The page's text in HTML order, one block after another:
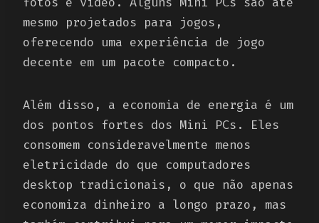
mesmo projetados para jogos,
oferecendo uma experiência de jogo
decente em um pacote compacto.
Além disso, a economia de energia é um
dos pontos fortes dos Mini PCs. Eles
consomem consideravelmente menos
eletricidade do que computadores
desktop tradicionais, o que não apenas
economiza dinheiro a longo prazo, mas